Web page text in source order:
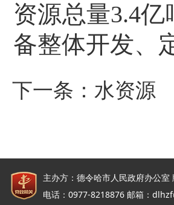
资源总量3.4亿
备整体开发、
下一条： 水资源
主办方：德令哈市人民政府办公
电话：0977-8218876 邮箱：